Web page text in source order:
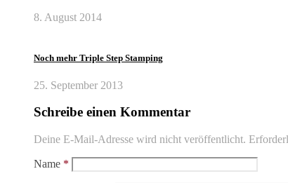
8. August 2014
Noch mehr Triple Step Stamping
25. September 2013
Schreibe einen Kommentar
Deine E-Mail-Adresse wird nicht veröffentlicht.
Name *